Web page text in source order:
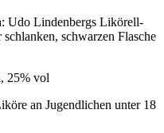
Udo Lindenbergs Likörell-
schwarzen Flasche
25% vol
an Jugendlichen unter 18